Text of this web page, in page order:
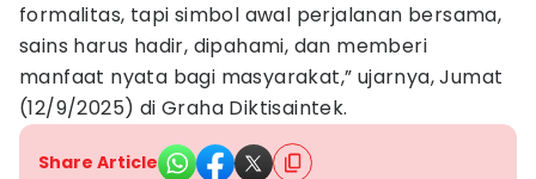
formalitas, tapi simbol awal perjalanan bersama,
sains harus hadir, dipahami, dan memberi
manfaat nyata bagi masyarakat,” ujarnya, Jumat
(12/9/2025) di Graha Diktisaintek.
Share Article